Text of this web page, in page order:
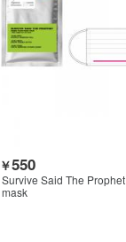
￥550
Survive Said The Prophet
mask